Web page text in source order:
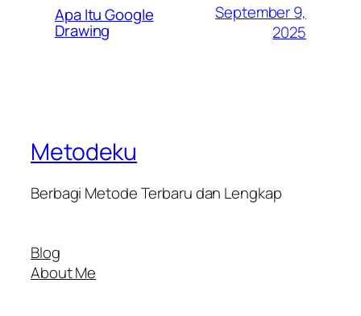
Apa Itu Google
Drawing
September 9,
2025
Metodeku
Berbagi Metode Terbaru dan Lengkap
Blog
About Me